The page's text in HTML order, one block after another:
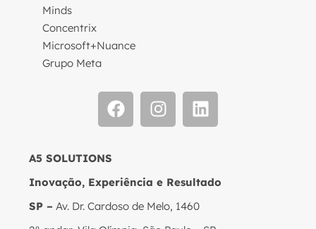
Minds
Concentrix
Microsoft+Nuance
Grupo Meta
A5 SOLUTIONS
Inovação, Experiência e Resultado
SP – Av. Dr. Cardoso de Melo, 1460